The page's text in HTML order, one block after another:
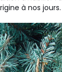
à nos jours.